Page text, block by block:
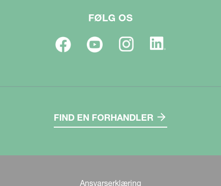
FØLG OS
FIND EN FORHANDLER
Ansvarserklæring